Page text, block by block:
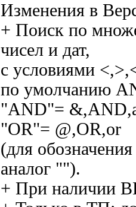
Изменения в
+ Поиск по
чисел и дат,
с условиями
по умолчанию
"AND"=
"OR"= @,OR,or
(для
аналог "").
+ При наличии